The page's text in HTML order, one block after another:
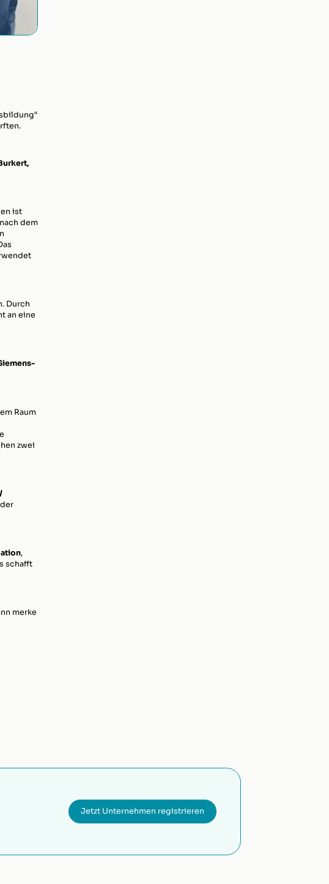
ist
dem
Durch
an eine
Raum
zwei
,
schafft
merke
Jetzt Unternehmen registrieren